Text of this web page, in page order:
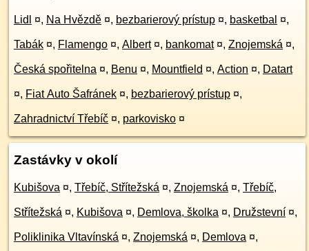
Lidl ¤, Na Hvězdě ¤, bezbarierový prístup ¤, basketbal ¤,
Tabák ¤, Flamengo ¤, Albert ¤, bankomat ¤, Znojemská ¤,
Česká spořitelna ¤, Benu ¤, Mountfield ¤, Action ¤, Datart
¤, Fiat Auto Šafránek ¤, bezbarierový prístup ¤,
Zahradnictví Třebíč ¤, parkovisko ¤
Zastávky v okolí
Kubišova ¤, Třebíč, Střítežská ¤, Znojemská ¤, Třebíč,
Střítežská ¤, Kubišova ¤, Demlova, školka ¤, Družstevní ¤,
Poliklinika Vltavínská ¤, Znojemská ¤, Demlova ¤,